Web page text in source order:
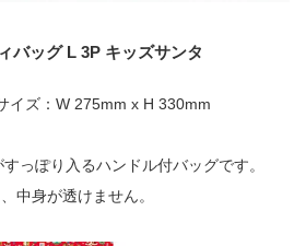
バッグ L 3P キッズサンタ
イズ：W 275mm x H 330mm
っぽり入るハンドル付バッグです。
中身が透けません。